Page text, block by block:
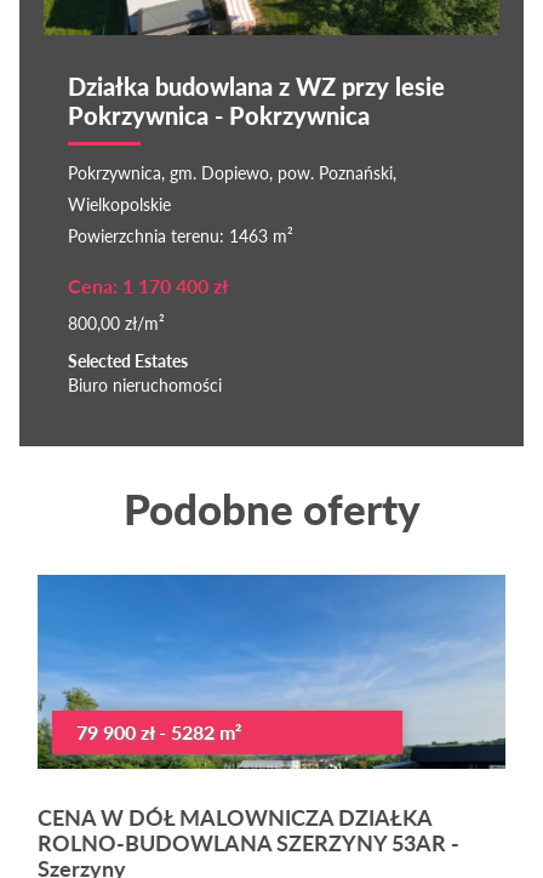
Działka budowlana z WZ przy lesie
Pokrzywnica - Pokrzywnica
Pokrzywnica, gm. Dopiewo, pow. Poznański,
Wielkopolskie
Powierzchnia terenu: 1463 m²
Cena: 1 170 400 zł
800,00 zł/m²
Selected Estates
Biuro nieruchomości
Podobne oferty
79 900 zł - 5282 m²
CENA W DÓŁ MALOWNICZA DZIAŁKA
ROLNO-BUDOWLANA SZERZYNY 53AR -
Szerzyny